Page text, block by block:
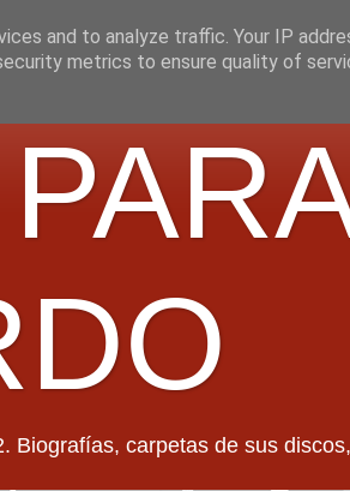
Biografías, carpetas de sus
and to analyze traffic. Your IP
metrics to ensure quality of